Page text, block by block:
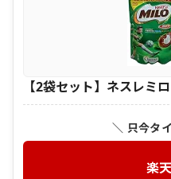
【2袋セット】ネスレミ
＼ 只今タ
楽